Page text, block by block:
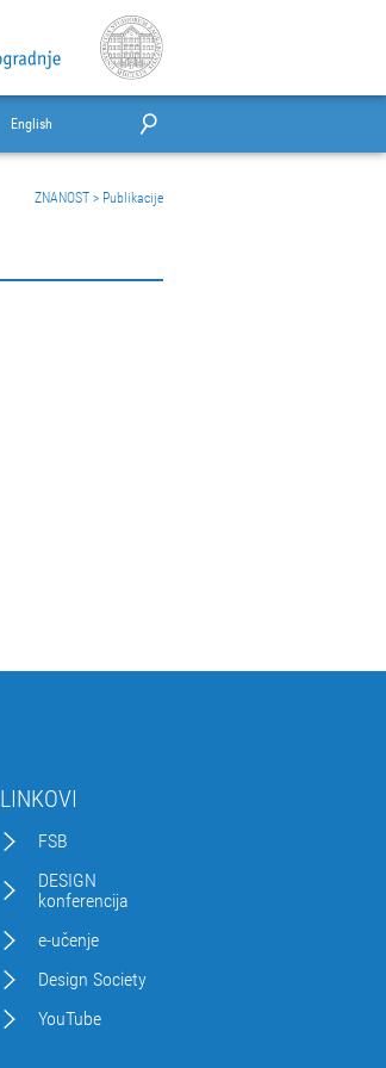
English
ZNANOST > Publikacije
LINKOVI
FSB
DESIGN
konferencija
e-učenje
Design Society
YouTube